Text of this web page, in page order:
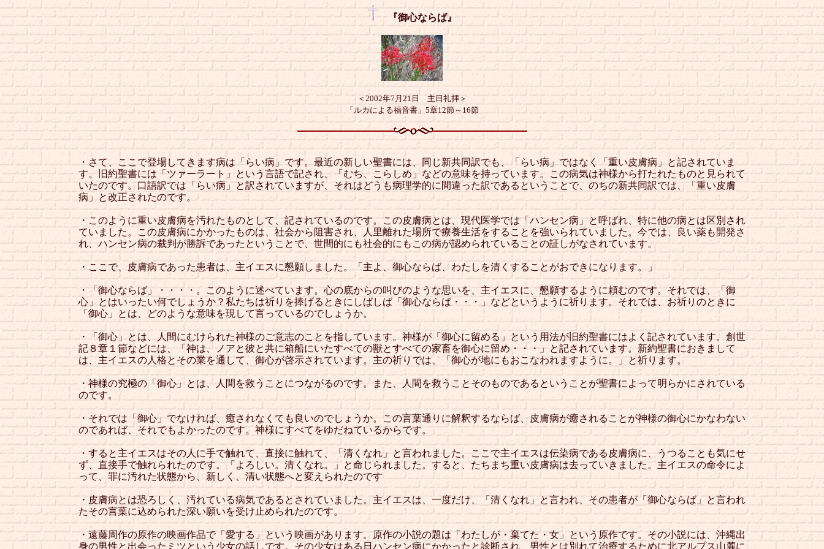
『御心ならば』
＜2002年7月21日 主日礼拝＞
「ルカによる福音書」5章12節～16節
・さて、ここで登場してきます病は「らい病」です。最近の新しい聖書には、同じ新共同訳でも、「らい病」ではなく「重い皮膚病」と記されていま
す。旧約聖書には「ツァーラート」という言語で記され、「むち、こらしめ」などの意味を持っています。この病気は神様から打たれたものと見られて
いたのです。口語訳では「らい病」と訳されていますが、それはどうも病理学的に間違った訳であるということで、のちの新共同訳では、「重い皮膚
病」と改正されたのです。
・このように重い皮膚病を汚れたものとして、記されているのです。この皮膚病とは、現代医学では「ハンセン病」と呼ばれ、特に他の病とは区別され
ていました。この皮膚病にかかったものは、社会から阻害され、人里離れた場所で療養生活をすることを強いられていました。今では、良い薬も開発さ
れ、ハンセン病の裁判が勝訴であったということで、世間的にも社会的にもこの病が認められていることの証しがなされています。
・ここで、皮膚病であった患者は、主イエスに懇願しました。「主よ、御心ならば、わたしを清くすることがおできになります。」
・「御心ならば」・・・・。このように述べています。心の底からの叫びのような思いを、主イエスに、懇願するように頼むのです。それでは、「御
心」とはいったい何でしょうか？私たちは祈りを捧げるときにしばしば「御心ならば・・・」などというように祈ります。それでは、お祈りのときに
「御心」とは、どのような意味を現して言っているのでしょうか。
・「御心」とは、人間にむけられた神様のご意志のことを指しています。神様が「御心に留める」という用法が旧約聖書にはよく記されています。創世
記８章１節などには、「神は、ノアと彼と共に箱船にいたすべての獣とすべての家畜を御心に留め・・・」と記されています。新約聖書におきまして
は、主イエスの人格とその業を通して、御心が啓示されています。主の祈りでは、「御心が地にもおこなわれますように。」と祈ります。
・神様の究極の「御心」とは、人間を救うことにつながるのです。また、人間を救うことそのものであるということが聖書によって明らかにされている
のです。
・それでは「御心」でなければ、癒されなくても良いのでしょうか。この言葉通りに解釈するならば、皮膚病が癒されることが神様の御心にかなわない
のであれば、それでもよかったのです。神様にすべてをゆだねているからです。
・すると主イエスはその人に手で触れて、直接に触れて、「清くなれ」と言われました。ここで主イエスは伝染病である皮膚病に、うつることも気にせ
ず、直接手で触れられたのです。「よろしい。清くなれ。」と命じられました。すると、たちまち重い皮膚病は去っていきました。主イエスの命令によ
って、罪に汚れた状態から、新しく、清い状態へと変えられたのです
・皮膚病とは恐ろしく、汚れている病気であるとされていました。主イエスは、一度だけ、「清くなれ」と言われ、その患者が「御心ならば」と言われ
たその言葉に込められた深い願いを受け止められたのです。
・遠藤周作の原作の映画作品で「愛する」という映画があります。原作の小説の題は「わたしが・棄てた・女」という原作です。その小説には、沖縄出
身の男性と出会ったミツという少女の話しです。その少女はある日ハンセン病にかかったと診断され、男性とは別れて治療するために北アルプス山麓に